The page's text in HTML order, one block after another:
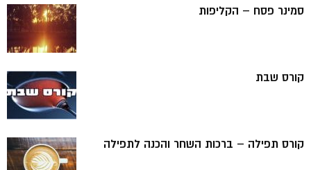
סמינר פסח – הקליפות
קורס שבת
קורס תפילה – ברכות השחר והכנה לתפילה